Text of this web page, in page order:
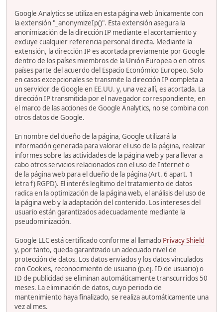
Google Analytics se utiliza en esta página web únicamente con
la extensión "_anonymizeIp()". Esta extensión asegura la
anonimización de la dirección IP mediante el acortamiento y
excluye cualquier referencia personal directa. Mediante la
extensión, la dirección IP es acortada previamente por Google
dentro de los países miembros de la Unión Europea o en otros
países parte del acuerdo del Espacio Económico Europeo. Solo
en casos excepcionales se transmite la dirección IP completa a
un servidor de Google en EE.UU. y, una vez allí, es acortada. La
dirección IP transmitida por el navegador correspondiente, en
el marco de las acciones de Google Analytics, no se combina con
otros datos de Google.
En nombre del dueño de la página, Google utilizará la
información generada para valorar el uso de la página, realizar
informes sobre las actividades de la página web y para llevar a
cabo otros servicios relacionados con el uso de Internet o
de la página web para el dueño de la página (Art. 6 apart. 1
letra f) RGPD). El interés legítimo del tratamiento de datos
radica en la optimización de la página web, el análisis del uso de
la página web y la adaptación del contenido. Los intereses del
usuario están garantizados adecuadamente mediante la
pseudominización.
Google LLC está certificado conforme al llamado Privacy Shield
y, por tanto, queda garantizado un adecuado nivel de
protección de datos. Los datos enviados y los datos vinculados
con Cookies, reconocimiento de usuario (p.ej. ID de usuario) o
ID de publicidad se eliminan automáticamente transcurridos 50
meses. La eliminación de datos, cuyo periodo de
mantenimiento haya finalizado, se realiza automáticamente una
vez al mes.